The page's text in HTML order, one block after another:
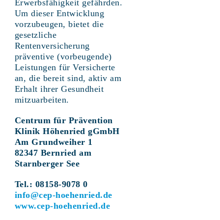
Erwerbsfähigkeit gefährden.
Um dieser Entwicklung
vorzubeugen, bietet die
gesetzliche
Rentenversicherung
präventive (vorbeugende)
Leistungen für Versicherte
an, die bereit sind, aktiv am
Erhalt ihrer Gesundheit
mitzuarbeiten.
Centrum für Prävention
Klinik Höhenried gGmbH
Am Grundweiher 1
82347 Bernried am
Starnberger See
Tel.: 08158-9078 0
info@cep-hoehenried.de
www.cep-hoehenried.de